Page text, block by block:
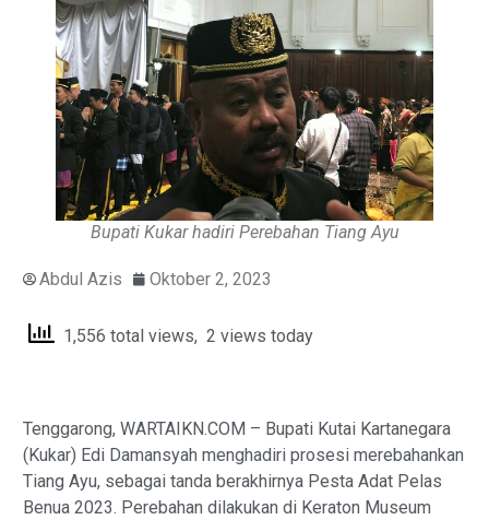
Bupati Kukar hadiri Perebahan Tiang Ayu
Abdul Azis Oktober 2, 2023
1,556 total views, 2 views today
Tenggarong, WARTAIKN.COM – Bupati Kutai Kartanegara
(Kukar) Edi Damansyah menghadiri prosesi merebahankan
Tiang Ayu, sebagai tanda berakhirnya Pesta Adat Pelas
Benua 2023. Perebahan dilakukan di Keraton Museum